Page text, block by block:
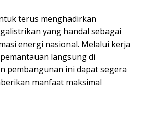
terus menghadirkan
yang handal sebagai
energi nasional. Melalui kerja
langsung di
pembangunan ini dapat segera
manfaat maksimal